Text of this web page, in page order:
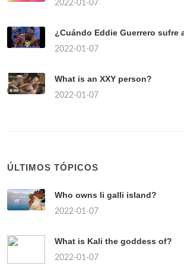
2022-01-07
¿Cuándo Eddie Guerrero sufre
2022-01-07
What is an XXY person?
2022-01-07
ÚLTIMOS TÓPICOS
Who owns li galli island?
2022-01-07
What is Kali the goddess of?
2022-01-07